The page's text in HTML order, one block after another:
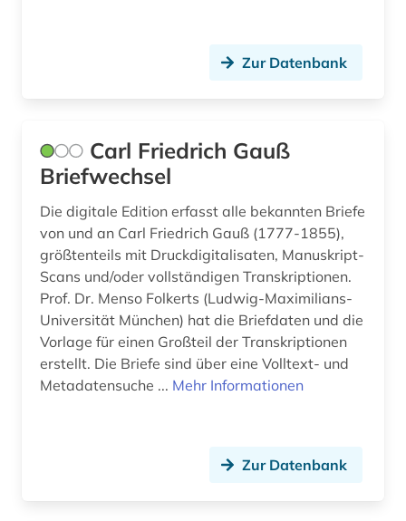
badische landesbibliothek (1)
baltikum (1)
bank (2)
bank kreditinstitut finanzdienstleistung
kreditwirtschaft (1)
bankarchiv (1)
bankenstatistik (1)
Zur Datenbank
Carl Friedrich Gauß
Briefwechsel
Die digitale Edition erfasst alle bekannten Briefe
von und an Carl Friedrich Gauß (1777-1855),
größtenteils mit Druckdigitalisaten, Manuskript-
Scans und/oder vollständigen Transkriptionen.
Prof. Dr. Menso Folkerts (Ludwig-Maximilians-
Universität München) hat die Briefdaten und die
Vorlage für einen Großteil der Transkriptionen
erstellt. Die Briefe sind über eine Volltext- und
Metadatensuche ... Mehr Informationen
Zur Datenbank